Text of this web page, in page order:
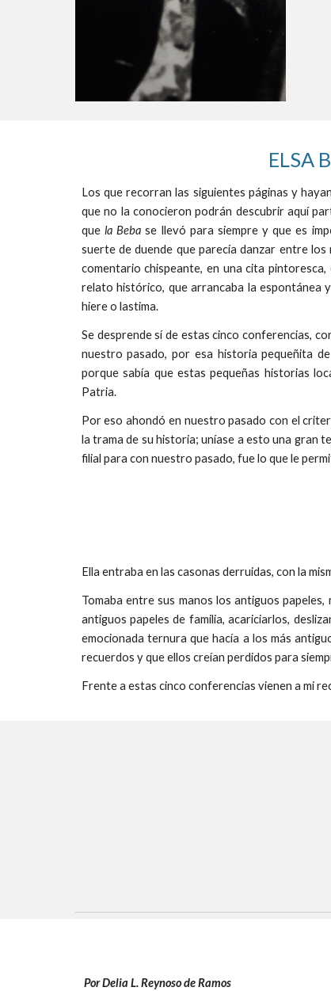
ELSA
Los que recorran las siguientes páginas y
que no la conocieron podrán descubrir aquí
que la Beba se llevó para siempre y que es
suerte de duende que parecía danzar entre
comentario chispeante, en una cita
relato histórico, que arrancaba la espontánea
hiere o lastima.
Se desprende sí de estas cinco conferencias,
nuestro pasado, por esa historia pequeñita
porque sabía que estas pequeñas historias
Patria.
Por eso ahondó en nuestro pasado con el
la trama de su historia; uníase a esto una gran
filial para con nuestro pasado, fue lo que le
Ella entraba en las casonas derruidas, con la
Tomaba entre sus manos los antiguos
antiguos papeles de familia, acariciarlos,
emocionada ternura que hacía a los más
recuerdos y que ellos creían perdidos para
Frente a estas cinco conferencias vienen a mi
Por Delia L. Reynoso de Ramos